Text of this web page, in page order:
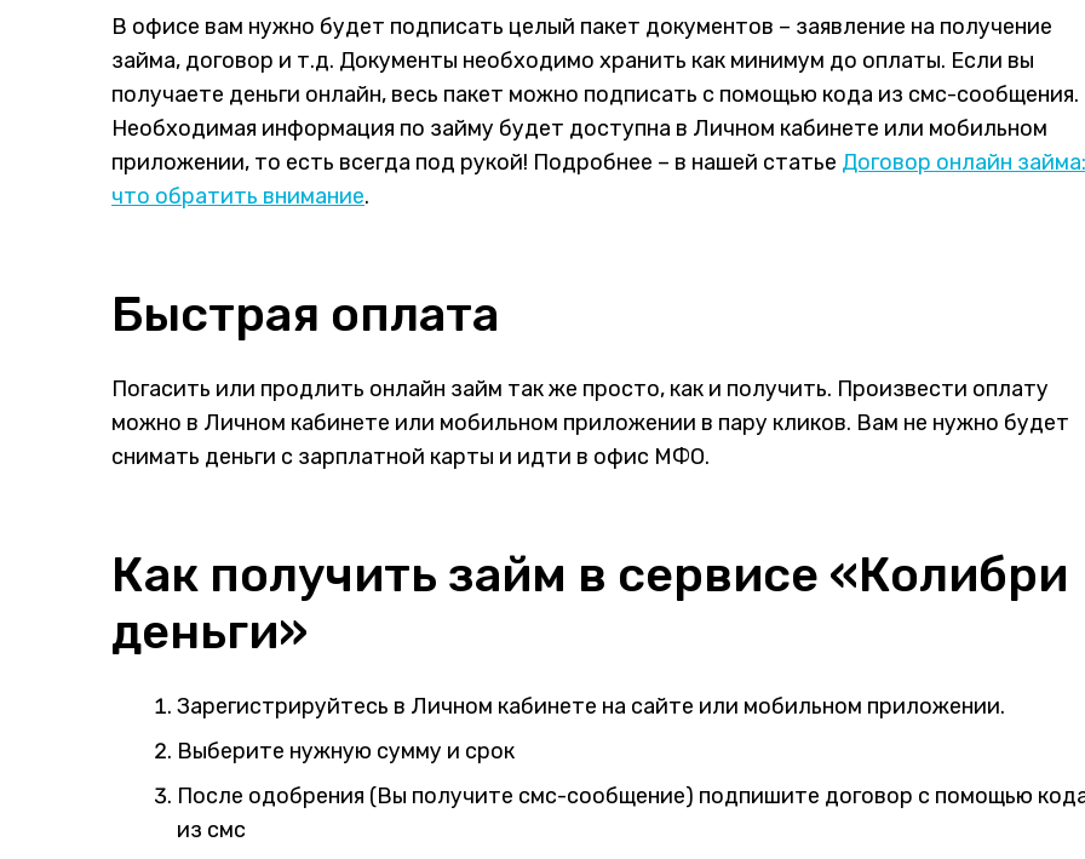
В офисе вам нужно будет подписать целый пакет документов – заявление на получение
займа, договор и т.д. Документы необходимо хранить как минимум до оплаты. Если вы
получаете деньги онлайн, весь пакет можно подписать с помощью кода из смс-сообщения.
Необходимая информация по займу будет доступна в Личном кабинете или мобильном
приложении, то есть всегда под рукой! Подробнее – в нашей статье Договор онлайн
что обратить внимание.
Быстрая оплата
Погасить или продлить онлайн займ так же просто, как и получить. Произвести оплату
можно в Личном кабинете или мобильном приложении в пару кликов. Вам не нужно будет
снимать деньги с зарплатной карты и идти в офис МФО.
Как получить займ в сервисе «Колибри
деньги»
Зарегистрируйтесь в Личном кабинете на сайте или мобильном приложении.
Выберите нужную сумму и срок
После одобрения (Вы получите смс-сообщение) подпишите договор с помощью
из смс